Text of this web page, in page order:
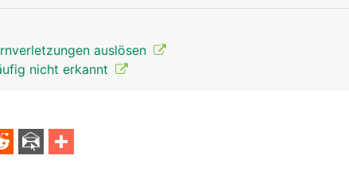
auslösen
nicht erkannt